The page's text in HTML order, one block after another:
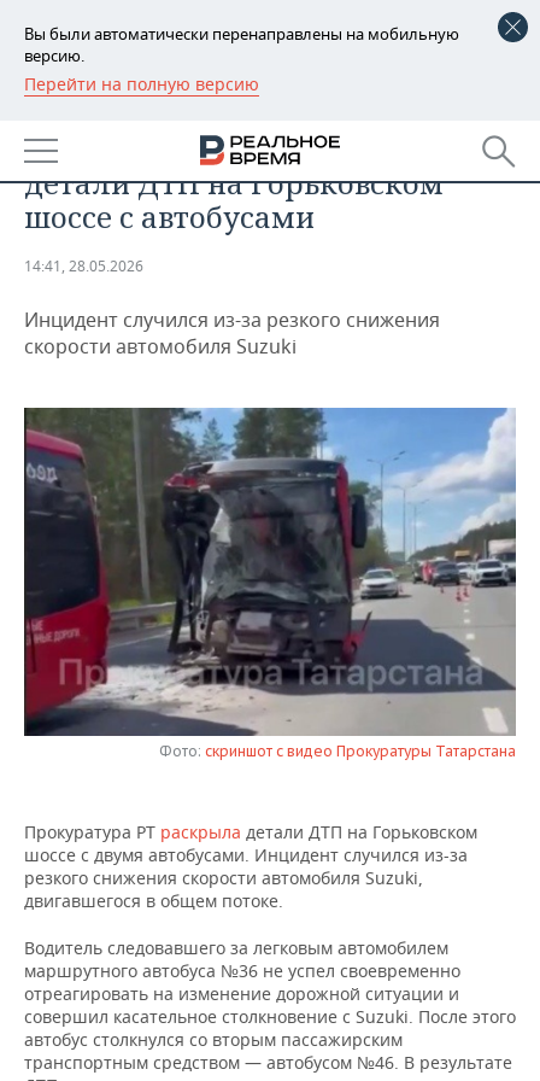
Вы были автоматически перенаправлены на мобильную
версию.
Перейти на полную версию
РЕГИОНЫ
БАШКОРТОСТАН
ТАТАРСТАН
НОВОСТИ
АНАЛИТИКА
ДЕКЛАРАЦИИ О ДОХОДАХ
КОРОЛИ ГОСЗАКАЗА ПФО
ВУЗЫ ТАТАРСТАНА
КОМУ ПРИНАДЛЕЖАТ
ТОРГОВЫЕ ЦЕНТРЫ
ТАТАРСТАНА
НОВОСТИ ЭКОНОМИКИ
ФИНАНСЫ
БАНКИ
БЮДЖЕТ
ИНВЕСТИЦИИ
ПРОМЫШЛЕННОСТЬ
НОВОСТИ
АГРОПРОМ
МАШИНОСТРОЕНИЕ
НЕФТЕХИМИЯ
НЕФТЬ
ОПК
ЭНЕРГЕТИКА
НЕДВИЖИМОСТЬ
НОВОСТИ НЕДВИЖИМОСТИ
АВТО
НОВОСТИ АВТО
БИЗНЕС
НОВОСТИ БИЗНЕСА
РОЗНИЧНАЯ ТОРГОВЛЯ
ТРАНСПОРТ
УСЛУГИ
ТЕХНОЛОГИИ
НОВОСТИ ТЕХНОЛОГИЙ
IT
МЕДИА
ТЕЛЕКОММУНИКАЦИИ
МЕРОПРИЯТИЯ
НОВОСТИ МЕРОПРИЯТИЙ
ВЫЕЗДНАЯ РЕДАКЦИЯ
БИЗНЕС-БРАНЧИ
ОТКРЫТАЯ ЛЕКЦИЯ
СПОРТ
НОВОСТИ СПОРТА
БАСКЕТБОЛ
КИБЕРСПОРТ
ФИГУРНОЕ КАТАНИЕ
ОБЩЕСТВО
НОВОСТИ ОБЩЕСТВА
ИНФРАСТРУКТУРА
КУЛЬТУРА
МЕДИЦИНА
ФОТОГАЛЕРЕЯ
СПРАВОЧНИК
СПИСОК КОМПАНИЙ
Прокуратура РТ раскрыла
детали ДТП на Горьковском
шоссе с автобусами
14:41, 28.05.2026
Инцидент случился из-за резкого снижения
скорости автомобиля Suzuki
Фото: скриншот с видео Прокуратуры Татарстана
Прокуратура РТ раскрыла детали ДТП на Горьковском
шоссе с двумя автобусами. Инцидент случился из-за
резкого снижения скорости автомобиля Suzuki,
двигавшегося в общем потоке.
Водитель следовавшего за легковым автомобилем
маршрутного автобуса №36 не успел своевременно
отреагировать на изменение дорожной ситуации и
совершил касательное столкновение с Suzuki. После этого
автобус столкнулся со вторым пассажирским
транспортным средством — автобусом №46. В результате